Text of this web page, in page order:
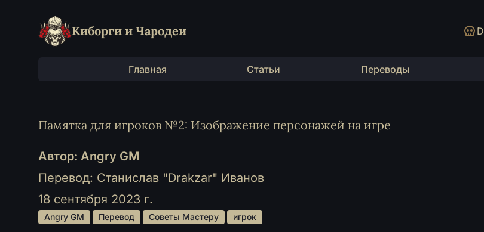
Киборги и Чародеи
Главная Статьи Переводы
Памятка для игроков №2: Изображение персонажей на игре
Автор: Angry GM
Перевод: Станислав "Drakzar" Иванов
18 сентября 2023 г.
Angry GM Перевод Советы Мастеру игрок